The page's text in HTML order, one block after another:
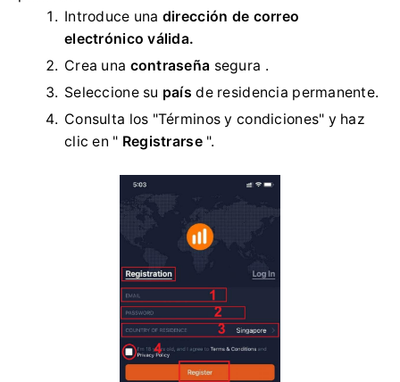
Introduce una dirección de correo
electrónico válida.
Crea una contraseña segura .
Seleccione su país de residencia permanente.
Consulta los "Términos y condiciones" y haz
clic en " Registrarse".